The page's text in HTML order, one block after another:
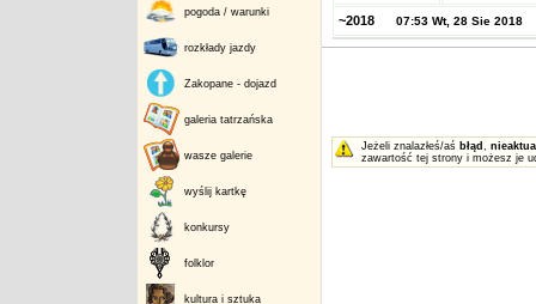
pogoda / warunki
rozkłady jazdy
Zakopane - dojazd
galeria tatrzańska
wasze galerie
wyślij kartkę
konkursy
folklor
kultura i sztuka
~2018 07:53 Wt, 28 Sie 2018
Jeżeli znalazłeś/aś błąd ,
zawartość tej strony i możesz je